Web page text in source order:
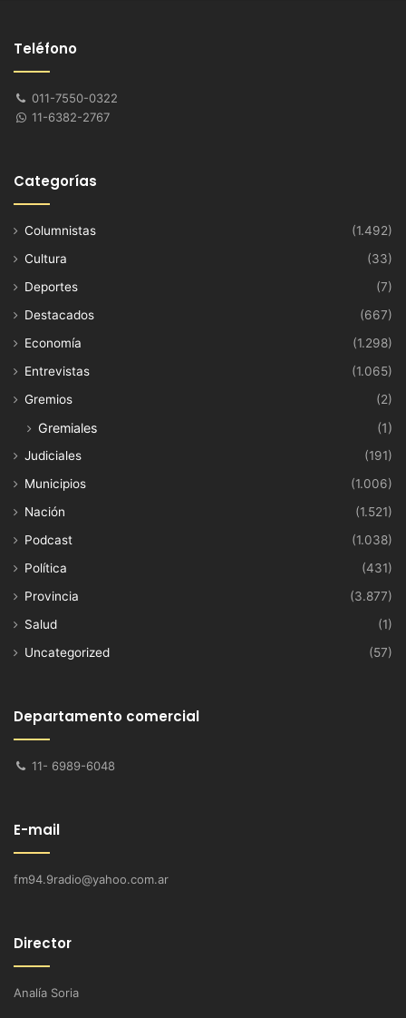
Teléfono
011-7550-0322
11-6382-2767
Categorías
Columnistas
(1.492)
Cultura
(33)
Deportes
(7)
Destacados
(667)
Economía
(1.298)
Entrevistas
(1.065)
Gremios
(2)
Gremiales (1)
Judiciales
(191)
Municipios
(1.006)
Nación
(1.521)
Podcast
(1.038)
Política
(431)
Provincia
(3.877)
Salud
(1)
Uncategorized
(57)
Departamento comercial
11- 6989-6048
E-mail
fm94.9radio@yahoo.com.ar
Director
Analía Soria